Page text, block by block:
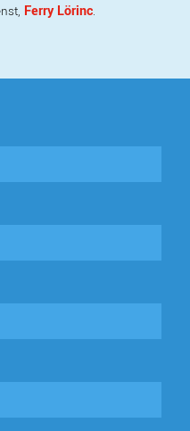
Ferry Lörinc.